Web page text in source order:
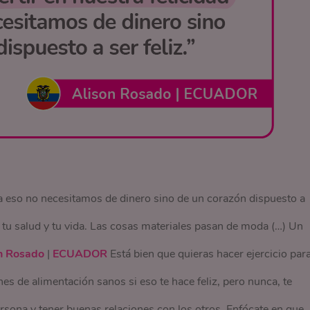
no necesitamos de dinero sino de un corazón dispuesto a
salud y tu vida. Las cosas materiales pasan de moda (…) Un
Rosado| ECUADOR Está bien que quieras hacer ejercicio
de alimentación sanos si eso te hace feliz, pero nunca, te